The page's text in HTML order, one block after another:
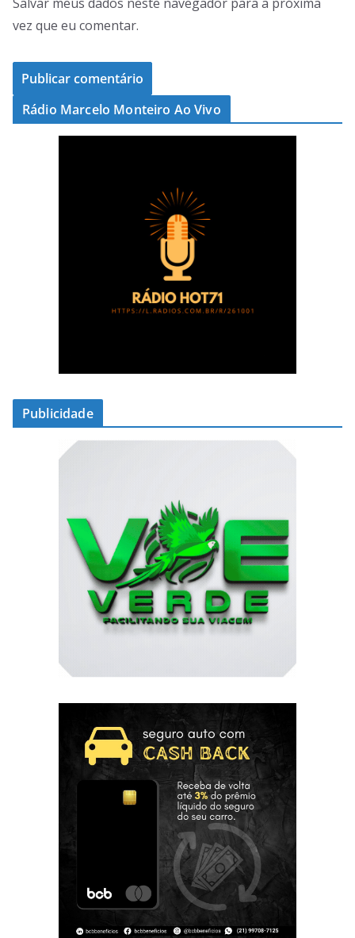
vez que eu comentar.
Rádio Marcelo Monteiro Ao Vivo
Publicidade